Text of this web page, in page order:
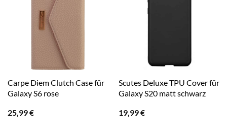
Carpe Diem Clutch Case für
Galaxy S6 rose
25,99€
Scutes Deluxe TPU Cover für
Galaxy S20 matt schwarz
19,99€